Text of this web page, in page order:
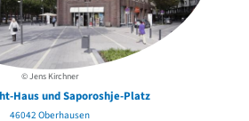
© Jens Kirchner
Haus und Saporoshje-Platz
46042 Oberhausen